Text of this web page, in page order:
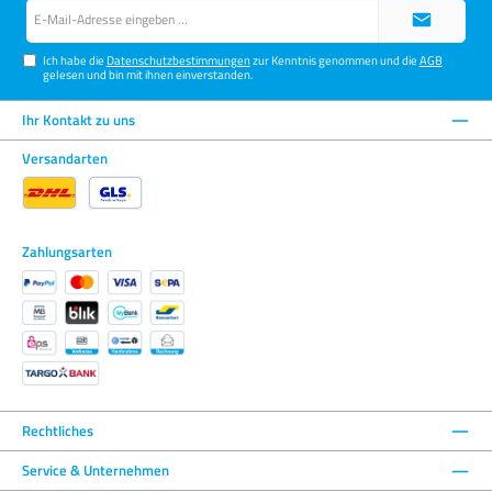
Ich habe die Datenschutzbestimmungenzur Kenntnis genommen und dieAGB
gelesen und bin mit ihnen einverstanden.
Ihr Kontakt zu uns
Versandarten
Zahlungsarten
Rechtliches
Service & Unternehmen